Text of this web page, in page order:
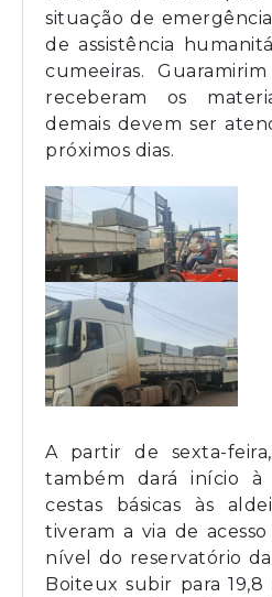
situação de
de assistência
cumeeiras.
receberam os
demais devem ser
próximos dias.
A partir de sexta-
também dará início à
cestas básicas às
tiveram a via de
nível do reservatório
Boiteux subir para